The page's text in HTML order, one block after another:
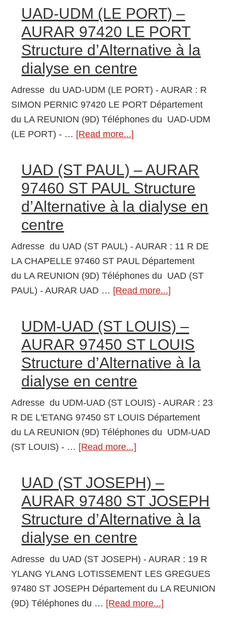
la
dialyse
en
centre
(ST
DENIS)-
AURAR
97400
ST
Structure
d’Alternative
à
en
centre
UAD-UDM (LE PORT) –
AURAR 97420 LE PORT
Structure d’Alternative à la
dialyse en centre
Adresse du UAD-UDM (LE PORT) - AURAR : R
SIMON PERNIC 97420 LE PORT Département
du LA REUNION (9D) Téléphones du UAD-UDM
(LE PORT) - … [Read more...]
UDM
(LE
PORT)
LE
PORT
Structure
d’Alternative
la
dialyse
en
centre
UAD (ST PAUL) – AURAR
97460 ST PAUL Structure
d’Alternative à la dialyse en
centre
Adresse du UAD (ST PAUL) - AURAR : 11 R DE
LA CHAPELLE 97460 ST PAUL Département
du LA REUNION (9D) Téléphones du UAD (ST
PAUL) - AURAR UAD … [Read more...]
(ST
PAUL)
–
AURAR
PAUL
Structure
d’Alternative
en
centre
UDM-UAD (ST LOUIS) –
AURAR 97450 ST LOUIS
Structure d’Alternative à la
dialyse en centre
Adresse du UDM-UAD (ST LOUIS) - AURAR : 23
R DE L'ETANG 97450 ST LOUIS Département
du LA REUNION (9D) Téléphones du UDM-UAD
(ST LOUIS) - … [Read more...]
UAD
(ST
LOUIS)
–
AURAR
ST
LOUIS
Structure
d’Alternative
UAD (ST JOSEPH) –
AURAR 97480 ST JOSEPH
Structure d’Alternative à la
dialyse en centre
Adresse du UAD (ST JOSEPH) - AURAR : 19 R
YLANG YLANG LOTISSEMENT LES GREGUES
97480 ST JOSEPH Département du LA REUNION
(9D) Téléphones du … [Read more...]